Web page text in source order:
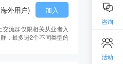
外用户) 加入
流群仅限相关从业者入
，最多进2个不同类型的
咨询
活动